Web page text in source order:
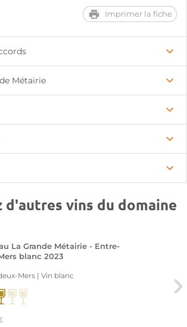
Imprimer la fiche
Métairie
d'autres vins du domaine
La Grande Métairie - Entre-
blanc 2023
Mers | Vin blanc